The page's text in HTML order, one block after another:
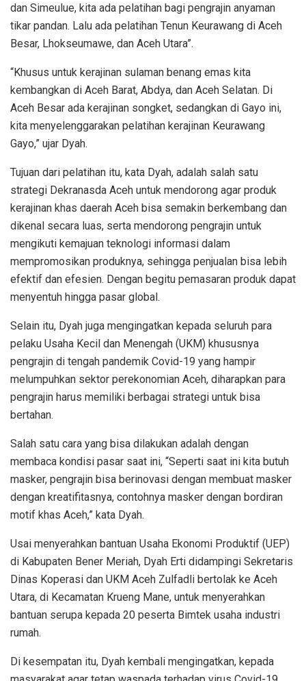
dan Simeulue, kita ada pelatihan bagi pengrajin anyaman
tikar pandan. Lalu ada pelatihan Tenun Keurawang di Aceh
Besar, Lhokseumawe, dan Aceh Utara”.
“Khusus untuk kerajinan sulaman benang emas kita
kembangkan di Aceh Barat, Abdya, dan Aceh Selatan. Di
Aceh Besar ada kerajinan songket, sedangkan di Gayo ini,
kita menyelenggarakan pelatihan kerajinan Keurawang
Gayo,” ujar Dyah.
Tujuan dari pelatihan itu, kata Dyah, adalah salah satu
strategi Dekranasda Aceh untuk mendorong agar produk
kerajinan khas daerah Aceh bisa semakin berkembang dan
dikenal secara luas, serta mendorong pengrajin untuk
mengikuti kemajuan teknologi informasi dalam
mempromosikan produknya, sehingga penjualan bisa lebih
efektif dan efesien. Dengan begitu pemasaran produk dapat
menyentuh hingga pasar global.
Selain itu, Dyah juga mengingatkan kepada seluruh para
pelaku Usaha Kecil dan Menengah (UKM) khususnya
pengrajin di tengah pandemik Covid-19 yang hampir
melumpuhkan sektor perekonomian Aceh, diharapkan para
pengrajin harus memiliki berbagai strategi untuk bisa
bertahan.
Salah satu cara yang bisa dilakukan adalah dengan
membaca kondisi pasar saat ini, “Seperti saat ini kita butuh
masker, pengrajin bisa berinovasi dengan membuat masker
dengan kreatifitasnya, contohnya masker dengan bordiran
motif khas Aceh,” kata Dyah.
Usai menyerahkan bantuan Usaha Ekonomi Produktif (UEP)
di Kabupaten Bener Meriah, Dyah Erti didampingi Sekretaris
Dinas Koperasi dan UKM Aceh Zulfadli bertolak ke Aceh
Utara, di Kecamatan Krueng Mane, untuk menyerahkan
bantuan serupa kepada 20 peserta Bimtek usaha industri
rumah.
Di kesempatan itu, Dyah kembali mengingatkan, kepada